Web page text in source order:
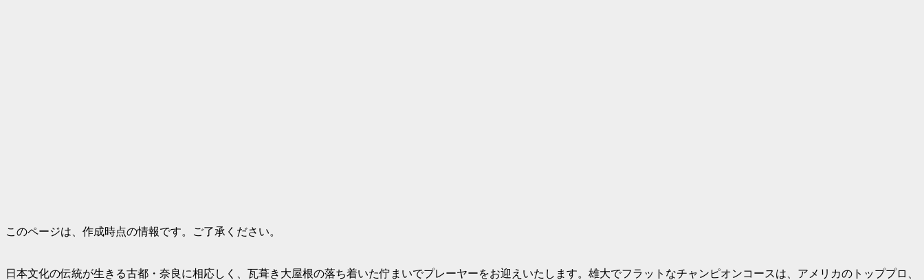
このページは、作成時点の情報です。ご了承ください。
日本文化の伝統が生きる古都・奈良に相応しく、瓦葺き大屋根の落ち着いた佇まいでプレーヤーをお迎えいたします。雄大でフラットなチャンピオンコースは、アメリカのトッププロ、